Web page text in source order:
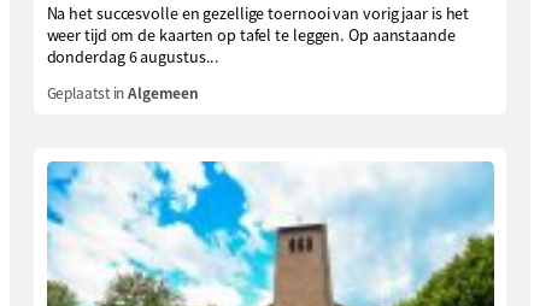
Na het succesvolle en gezellige toernooi van vorig jaar is het
weer tijd om de kaarten op tafel te leggen. Op aanstaande
donderdag 6 augustus...
Geplaatst inAlgemeen